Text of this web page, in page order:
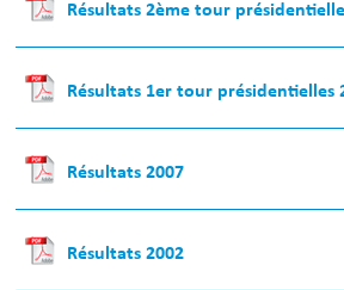
Résultats 2ème tour
Résultats 1er tour présidentielles
Résultats 2007
Résultats 2002